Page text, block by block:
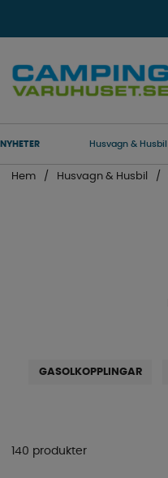
NYHETER Husvagn & Husbil
Hem Husvagn & Husbil
GASOLKOPPLINGAR
140 produkter